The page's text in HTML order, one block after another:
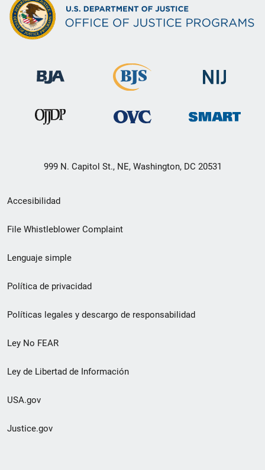
999 N. Capitol St., NE, Washington, DC 20531
Menú
de
de
pie
de
página
Accesibilidad
File Whistleblower Complaint
Lenguaje simple
Política de privacidad
Políticas legales y descargo de responsabilidad
Ley No FEAR
Ley de Libertad de Información
USA.gov
Justice.gov